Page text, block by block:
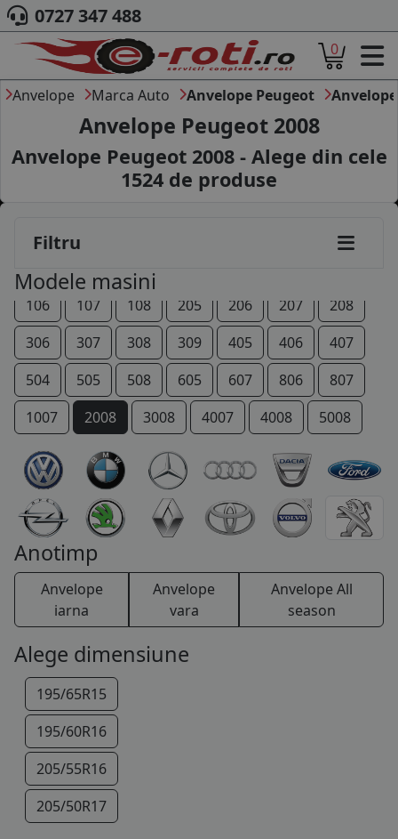
ACASA
DESPRE NOI
ANVELOPE
AUTO
CAMION
MOTO
MARCA AUTO
BLOG
B2B - COLABORARE COMPANII
CONT
CONTACT
COS (0 PRODUSE)
0727 347 488
0
Anvelope Marca Auto Anvelope Peugeot
Anvelope Peugeot 2008
Anvelope Peugeot 2008 - Alege din cele
1524 de produse
Filtru
Modele masini
106 107 108 205 206 207
208
306
307 308 309 405 406
407
504
505 508 605 607 806
807
1007
2008 3008 4007 4008
5008
206 +
207 + Bipper
Expert
IOn
P 4 Partner
Rifter
TRAVELLER
Anotimp
Anvelope
iarna
Anvelope
vara
Anvelope All
season
Alege dimensiune
195/65R15
195/60R16
205/55R16
205/50R17